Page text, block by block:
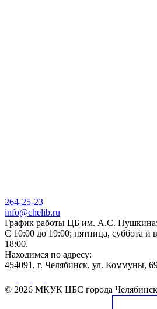
264-25-23
info@chelib.ru
График работы ЦБ им. А.С. Пушкина:
С 10:00 до 19:00; пятница, суббота и
18:00.
Находимся по адресу:
454091, г. Челябинск, ул. Коммуны,
© 2026 МКУК ЦБС города